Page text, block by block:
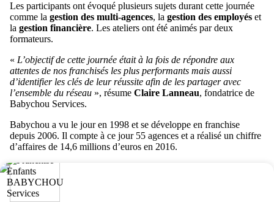
Les participants ont évoqué plusieurs sujets durant cette journée
comme la gestion des multi-agences, la gestion des employés et
la gestion financière. Les ateliers ont été animés par deux
formateurs.
« L’objectif de cette journée était à la fois de répondre aux
attentes de nos franchisés les plus performants mais aussi
d’identifier les clés de leur réussite afin de les partager avec
l’ensemble du réseau », résume Claire Lanneau, fondatrice de
Babychou Services.
Babychou a vu le jour en 1998 et se développe en franchise
depuis 2006. Il compte à ce jour 55 agences et a réalisé un chiffre
d’affaires de 14,6 millions d’euros en 2016.